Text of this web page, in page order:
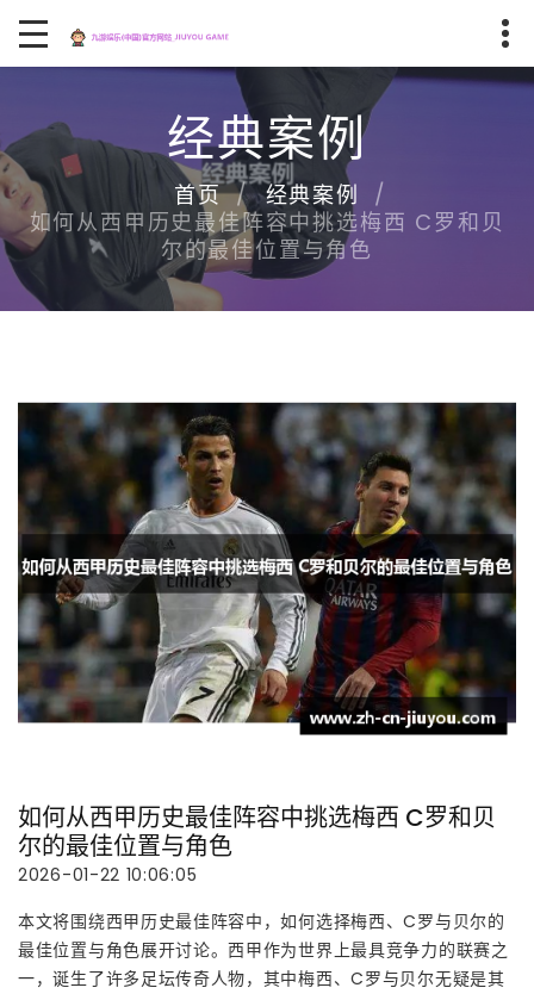
经典案例
首页
经典案例
如何从西甲历史最佳阵容中挑选梅西 C罗和贝
尔的最佳位置与角色
如何从西甲历史最佳阵容中挑选梅西 C罗和贝
尔的最佳位置与角色
2026-01-22 10:06:05
本文将围绕西甲历史最佳阵容中，如何选择梅西、C罗与贝尔的
最佳位置与角色展开讨论。西甲作为世界上最具竞争力的联赛之
一，诞生了许多足坛传奇人物，其中梅西、C罗与贝尔无疑是其